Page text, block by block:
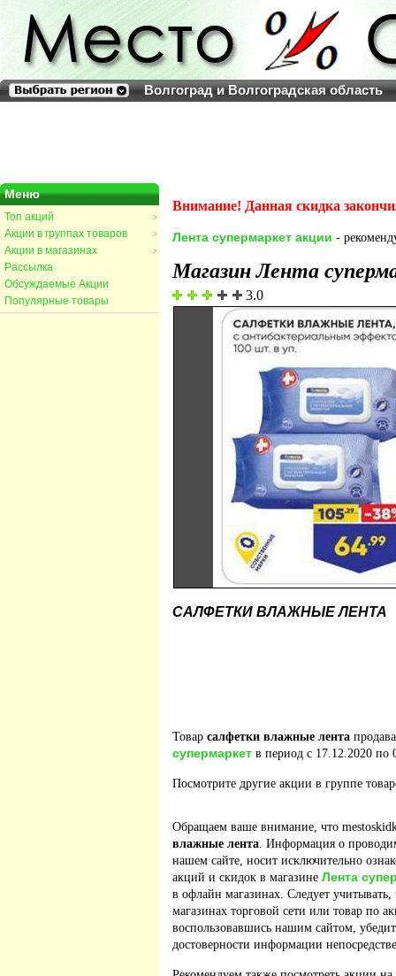
Волгоград и Волгоградская область
Меню
>
Топ акций
>
Акции в группах товаров
>
Акции в магазинах
Рассылка
Обсуждаемые Акции
Популярные товары
Внимание! Данная скидка
Лента супермаркет акции -
Магазин Лента
3.0
САЛФЕТКИ ВЛАЖНЫЕ ЛЕНТА
Товар салфетки влажные лента
супермаркет в период с 17.12.2020 по
Посмотрите другие акции в группе
Обращаем ваше внимание, что
влажные лента. Информация о
нашем сайте, носит исключительно
акций и скидок в магазине Лента
в офлайн магазинах. Следует
магазинах торговой сети или товар по
воспользовавшись нашим сайтом,
достоверности информации